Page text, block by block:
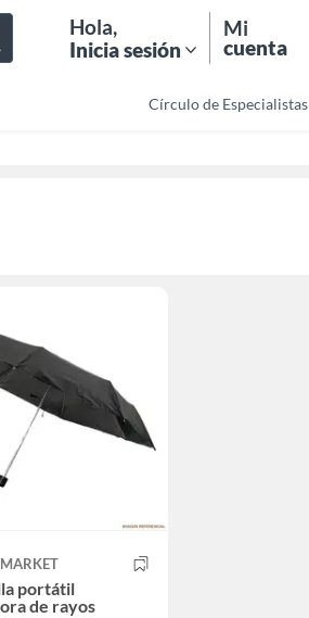
Hola,
Inicia sesión
Mi
cuenta
Círculo de Especialistas
portátil
de rayos